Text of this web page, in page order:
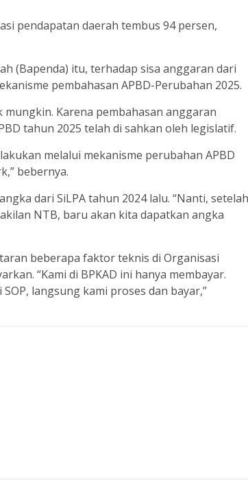
pendapatan daerah tembus 94 persen,
(Bapenda) itu, terhadap sisa anggaran dari
pembahasan APBD-Perubahan 2025.
Karena pembahasan anggaran
tahun 2025 telah di sahkan oleh legislatif.
melalui mekanisme perubahan APBD
bebernya.
dari SiLPA tahun 2024 lalu. “Nanti, setelah
NTB, baru akan kita dapatkan angka
beberapa faktor teknis di Organisasi
“Kami di BPKAD ini hanya membayar.
langsung kami proses dan bayar,”